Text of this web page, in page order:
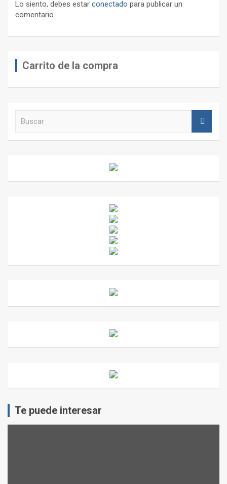
Lo siento, debes estar conectado para publicar un
comentario.
Carrito de la compra
Te puede interesar